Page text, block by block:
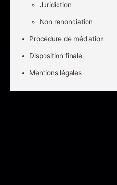
Juridiction
Non renonciation
Procédure de médiation
Disposition finale
Mentions légales